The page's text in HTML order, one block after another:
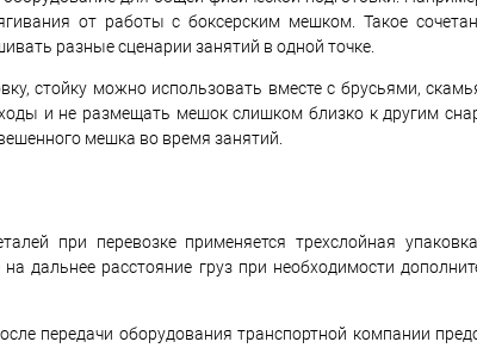
от работы с боксерским мешком. Такое
разные сценарии занятий в одной точке.
стойку можно использовать вместе с брусьями,
и не размещать мешок слишком близко к другим
мешка во время занятий.
при перевозке применяется трехслойная
дальнее расстояние груз при необходимости
передачи оборудования транспортной компании